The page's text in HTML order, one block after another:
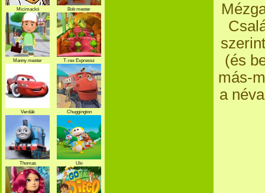
(és
más-
a
Micimackó Bob mester
Manny mester T-rex Expressz
Verdák Chuggington
Thomas Uki